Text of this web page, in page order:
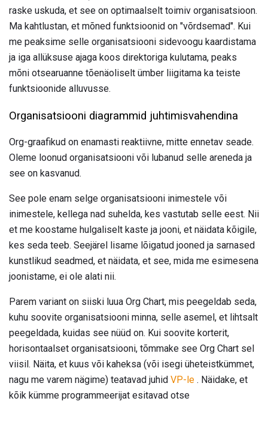
raske uskuda, et see on optimaalselt toimiv organisatsioon.
Ma kahtlustan, et mõned funktsioonid on "võrdsemad". Kui
me peaksime selle organisatsiooni sidevoogu kaardistama
ja iga allüksuse ajaga koos direktoriga kulutama, peaks
mõni otsearuanne tõenäoliselt ümber liigitama ka teiste
funktsioonide alluvusse.
Organisatsiooni diagrammid juhtimisvahendina
Org-graafikud on enamasti reaktiivne, mitte ennetav seade.
Oleme loonud organisatsiooni või lubanud selle areneda ja
see on kasvanud.
See pole enam selge organisatsiooni inimestele või
inimestele, kellega nad suhelda, kes vastutab selle eest. Nii
et me koostame hulgaliselt kaste ja jooni, et näidata kõigile,
kes seda teeb. Seejärel lisame lõigatud jooned ja sarnased
kunstlikud seadmed, et näidata, et see, mida me esimesena
joonistame, ei ole alati nii.
Parem variant on siiski luua Org Chart, mis peegeldab seda,
kuhu soovite organisatsiooni minna, selle asemel, et lihtsalt
peegeldada, kuidas see nüüd on. Kui soovite korterit,
horisontaalset organisatsiooni, tõmmake see Org Chart sel
viisil. Näita, et kuus või kaheksa (või isegi üheteistkümmet,
nagu me varem nägime) teatavad juhid VP-le . Näidake, et
kõik kümme programmeerijat esitavad otse